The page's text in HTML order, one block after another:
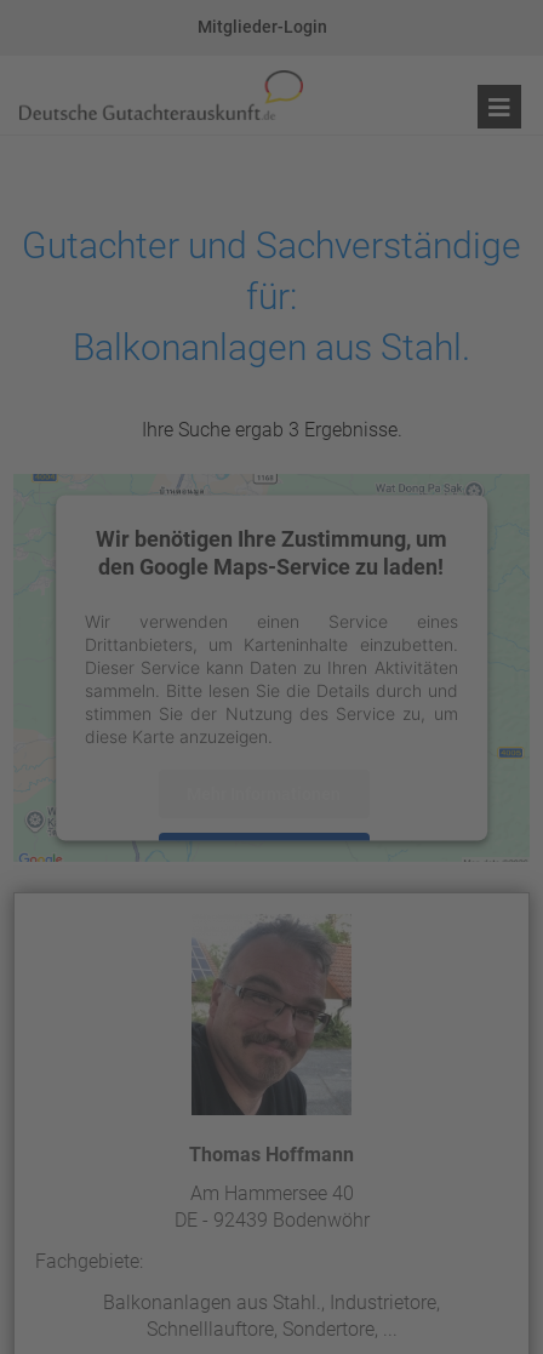
Mitglieder-Login
Gutachter und Sachverständige
für:
Balkonanlagen aus Stahl.
Ihre Suche ergab 3 Ergebnisse.
Wir benötigen Ihre Zustimmung, um
den Google Maps-Service zu laden!
Wir verwenden einen Service eines
Drittanbieters, um Karteninhalte einzubetten.
Dieser Service kann Daten zu Ihren Aktivitäten
sammeln. Bitte lesen Sie die Details durch und
stimmen Sie der Nutzung des Service zu, um
diese Karte anzuzeigen.
Management Platform&eRecht24
Thomas Hoffmann
Am Hammersee 40
DE - 92439 Bodenwöhr
Fachgebiete:
Balkonanlagen aus Stahl., Industrietore,
Schnelllauftore, Sondertore, ...